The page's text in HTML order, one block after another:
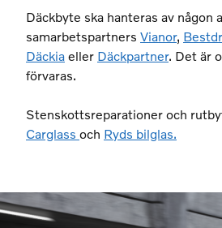
Däckbyte ska hanteras av någon
samarbetspartners Vianor,
Däckia eller Däckpartner. Det är
förvaras.
Stenskottsreparationer och
Carglass och Ryds bilglas.